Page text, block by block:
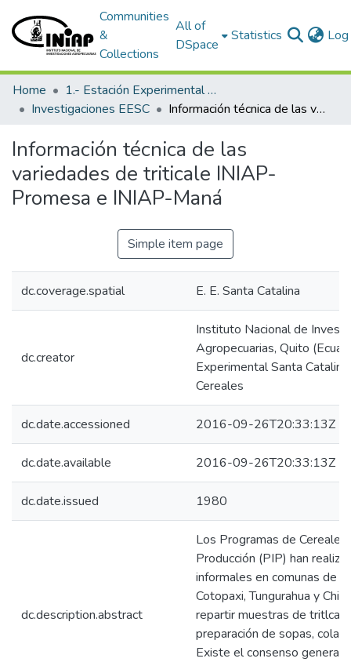
Communities
&
Collections
All of
DSpace
Statistics
Home
1.- Estación Experimental Santa Catalina
Investigaciones EESC
Información técnica de las variedades de triticale INIAP-Promesa e INIAP-Maná
Información técnica de las
variedades de triticale INIAP-
Promesa e INIAP-Maná
Simple item page
dc.coverage.spatial E. E. Santa Catalina
dc.creator
Instituto Nacional de
Agropecuarias, Quito
Experimental Santa
Cereales
dc.date.accessioned 2016-09-26T20:33:13Z
dc.date.available 2016-09-26T20:33:13Z
dc.date.issued 1980
dc.description.abstract
Los Programas de
Producción (PIP) han
informales en comunas de
Cotopaxi, Tungurahua y
repartir muestras de
preparación de sopas,
Existe el consenso general